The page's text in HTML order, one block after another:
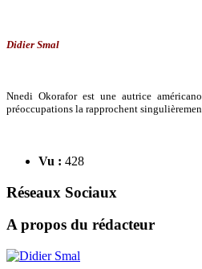
Didier Smal
Nnedi Okorafor est une autrice
préoccupations la rapprochent
Vu : 428
Réseaux Sociaux
A propos du rédacteur